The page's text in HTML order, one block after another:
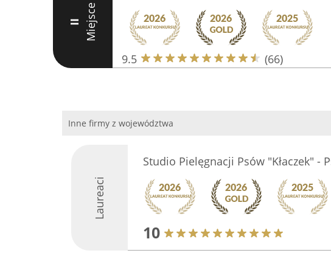
II Miejsce
9.5 (66)
Inne firmy z województwa
Laureaci
Studio Pielęgnacji Psów "Kłaczek" -
10